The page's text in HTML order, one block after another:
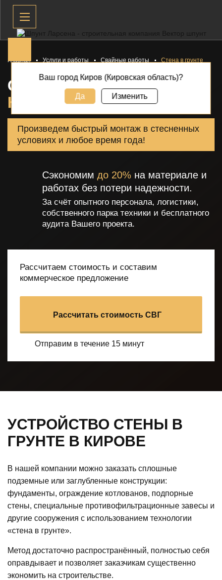
Главная Услуги и работы Свайные работы Стена в грунте
СТЕНА В ГРУНТЕ В
КИРОВЕ
Произведем быстрый монтаж в стесненных
условиях и любое время года!
Сэкономим до 20% на материале и
работах без потери надежности.
За счёт опытного персонала, логистики,
собственного парка техники и бесплатного
аудита Вашего проекта.
Рассчитаем стоимость и составим
коммерческое предложение
Рассчитать стоимость СВГ
Отправим в течение 15 минут
УСТРОЙСТВО СТЕНЫ В
ГРУНТЕ В КИРОВЕ
В нашей компании можно заказать сплошные
подземные или заглубленные конструкции:
фундаменты, ограждение котлованов, подпорные
стены, специальные противофильтрационные завесы и
другие сооружения с использованием технологии
«стена в грунте».
Метод достаточно распространённый, полностью себя
оправдывает и позволяет заказчикам существенно
экономить на строительстве.
Ваш город Киров (Кировская область)?
Да Изменить